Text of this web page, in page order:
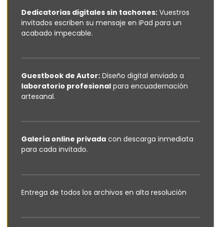
Dedicatorias digitales sin tachones: Vuestros
invitados escriben su mensaje en iPad para un
acabado impecable.
Guestbook de Autor: Diseño digital enviado a
laboratorio profesional para encuadernación
artesanal.
Galería online privada con descarga inmediata
para cada invitado.
Entrega de todos los archivos en alta resolución